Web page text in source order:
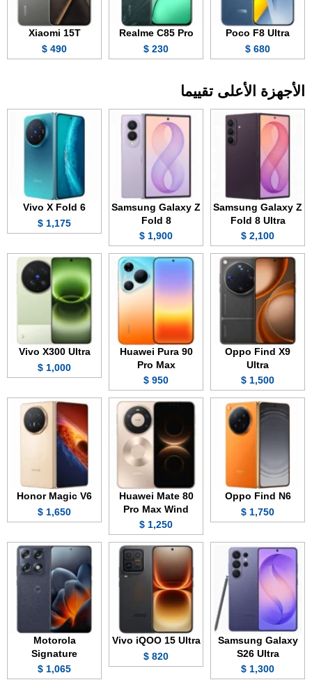
Poco F8 Ultra
680 $
Realme C85 Pro
230 $
Xiaomi 15T
490 $
الأجهزة الأعلى تقييما
Samsung Galaxy Z
Fold 8 Ultra
2,100 $
Samsung Galaxy Z
Fold 8
1,900 $
Vivo X Fold 6
1,175 $
Oppo Find X9
Ultra
1,500 $
Huawei Pura 90
Pro Max
950 $
Vivo X300 Ultra
1,000 $
Oppo Find N6
1,750 $
Huawei Mate 80
Pro Max Wind
1,250 $
Honor Magic V6
1,650 $
Samsung Galaxy
S26 Ultra
1,300 $
Vivo iQOO 15 Ultra
820 $
Motorola
Signature
1,065 $